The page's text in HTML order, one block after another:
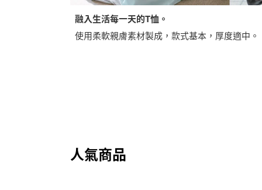
融入生活每一天的T恤。
使用柔軟親膚素材製成，款式基本，厚度適中。
人氣商品